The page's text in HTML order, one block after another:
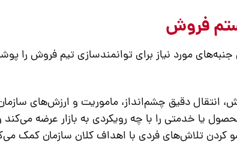
فروش
مورد نیاز برای توانمندسازی تیم فروش را
، انتقال دقیق چشم‌انداز، ماموریت و ارزش‌های
یا خدمتی را با چه رویکردی به بازار عرضه می‌کند
کردن تلاش‌های فردی با اهداف کلان سازمان کمک